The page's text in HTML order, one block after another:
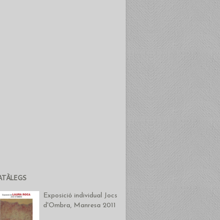
Exposició individual Jocs
d'Ombra, Manresa 2011